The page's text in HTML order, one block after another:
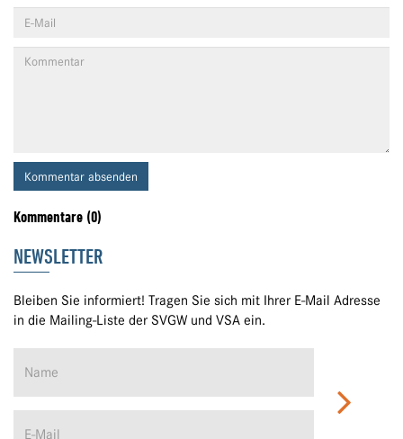
Kommentar absenden
Kommentare (0)
NEWSLETTER
Bleiben Sie informiert! Tragen Sie sich mit Ihrer E-Mail Adresse
in die Mailing-Liste der SVGW und VSA ein.